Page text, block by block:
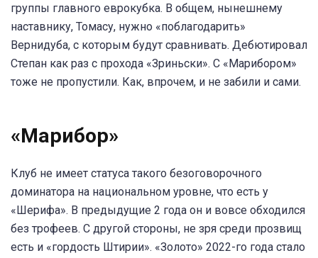
группы главного еврокубка. В общем, нынешнему
наставнику, Томасу, нужно «поблагодарить»
Вернидуба, с которым будут сравнивать. Дебютировал
Степан как раз с прохода «Зриньски». С «Марибором»
тоже не пропустили. Как, впрочем, и не забили и сами.
«Марибор»
Клуб не имеет статуса такого безоговорочного
доминатора на национальном уровне, что есть у
«Шерифа». В предыдущие 2 года он и вовсе обходился
без трофеев. С другой стороны, не зря среди прозвищ
есть и «гордость Штирии». «Золото» 2022-го года стало